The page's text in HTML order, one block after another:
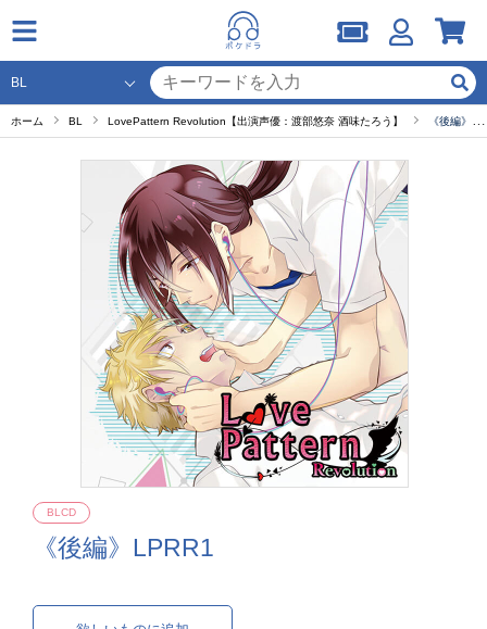
ホーム BL LovePattern Revolution【出演声優：渡部悠奈 酒味たろう】 《後編》LPRR1
《後編》LPRR1
BLCD